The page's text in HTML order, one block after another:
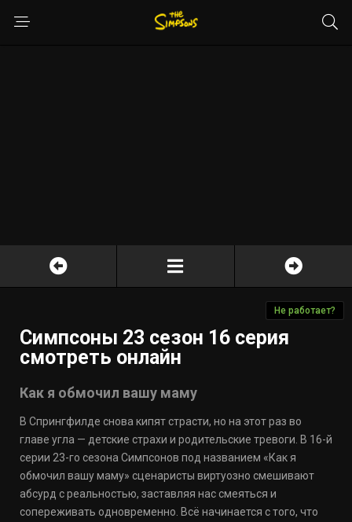
Не работает?
Симпсоны 23 сезон 16 серия
смотреть онлайн
Как я обмочил вашу маму
В Спрингфилде снова кипят страсти, но на этот раз во
главе угла — детские страхи и родительские тревоги. В 16-й
серии 23-го сезона Симпсонов под названием «Как я
обмочил вашу маму» сценаристы виртуозно смешивают
абсурд с реальностью, заставляя нас смеяться и
сопереживать одновременно. Всё начинается с того, что